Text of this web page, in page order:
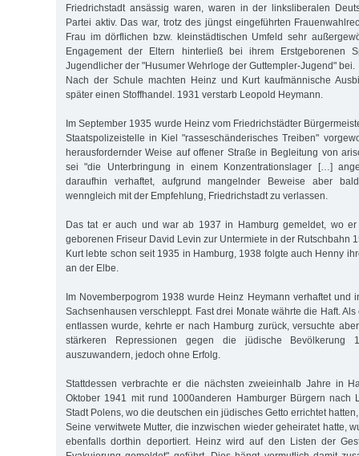
Friedrichstadt ansässig waren, waren in der linksliberalen
Partei aktiv. Das war, trotz des jüngst eingeführten
Frau im dörflichen bzw. kleinstädtischen Umfeld sehr
Engagement der Eltern hinterließ bei ihrem Erstgeborenen
Jugendlicher der "Husumer Wehrloge der Guttempler-Jugend" bei.
Nach der Schule machten Heinz und Kurt kaufmännische
später einen Stoffhandel. 1931 verstarb Leopold Heymann.
Im September 1935 wurde Heinz vom Friedrichstädter
Staatspolizeistelle in Kiel "rasseschänderisches Treiben"
herausfordernder Weise auf offener Straße in Begleitung von
sei "die Unterbringung in einem Konzentrationslager […]
daraufhin verhaftet, aufgrund mangelnder Beweise aber
wenngleich mit der Empfehlung, Friedrichstadt zu verlassen.
Das tat er auch und war ab 1937 in Hamburg gemeldet, wo
geborenen Friseur David Levin zur Untermiete in der Rutschbahn
Kurt lebte schon seit 1935 in Hamburg, 1938 folgte auch Henny
an der Elbe.
Im Novemberpogrom 1938 wurde Heinz Heymann verhaftet und
Sachsenhausen verschleppt. Fast drei Monate währte die Haft.
entlassen wurde, kehrte er nach Hamburg zurück, versuchte
stärkeren Repressionen gegen die jüdische Bevölkerung
auszuwandern, jedoch ohne Erfolg.
Stattdessen verbrachte er die nächsten zweieinhalb Jahre in
Oktober 1941 mit rund 1000anderen Hamburger Bürgern nach
Stadt Polens, wo die deutschen ein jüdisches Getto errichtet
Seine verwitwete Mutter, die inzwischen wieder geheiratet hatte,
ebenfalls dorthin deportiert. Heinz wird auf den Listen der